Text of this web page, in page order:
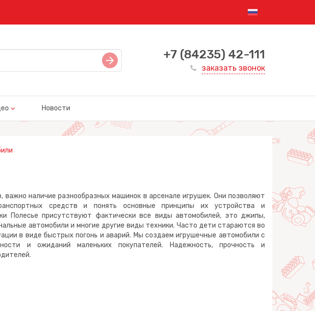
+7 (84235) 42-111
заказать звонок
Новости
важно наличие разнообразных машинок в арсенале игрушек. Они позволяют
средств и понять основные принципы их устройства и
Полесье присутствуют фактически все виды автомобилей, это джипы,
автомобили и многие другие виды техники. Часто дети стараются во
в виде быстрых погонь и аварий. Мы создаем игрушечные автомобили с
и ожиданий маленьких покупателей. Надежность, прочность и